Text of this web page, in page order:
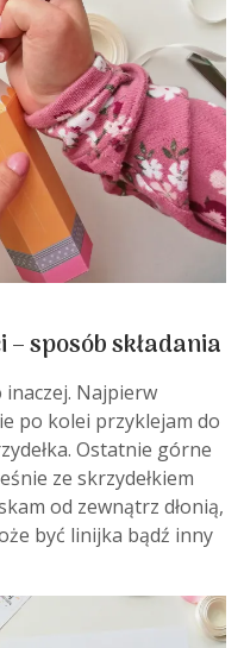
sposób składania
inaczej. Najpierw
po kolei przyklejam do
Ostatnie górne
ze skrzydełkiem
od zewnątrz dłonią,
być linijka bądź inny